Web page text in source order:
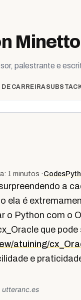
Minetto
palestrante e
DE CARREIRA
1 minutos · Codes
a
ela é
o Python com o
que
atuining/
e